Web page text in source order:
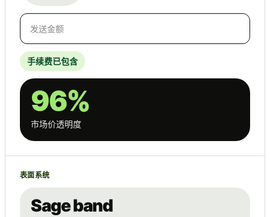
发送金额
手续费已包含
96%
市场价透明度
表面系统
Sage band